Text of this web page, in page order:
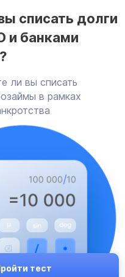
списать долги
и банками
ли вы списать
в рамках
тест